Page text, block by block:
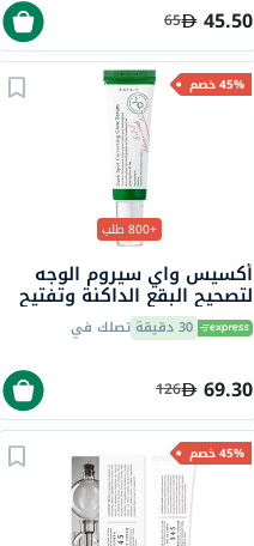
45.50
65
45% خصم
+800 طلب
أكسيس واي سيروم الوجه
لتصحيح البقع الداكنة وتفتيح
البشرة وترطيبها 50 مل
30 دقيقة تصلك في
69.30
126
45% خصم